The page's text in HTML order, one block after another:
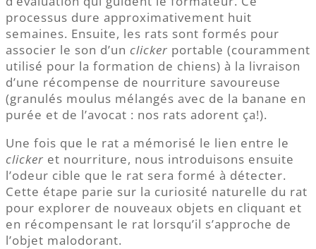
processus dure approximativement huit
semaines. Ensuite, les rats sont formés pour
associer le son d’un clicker portable (couramment
utilisé pour la formation de chiens) à la livraison
d’une récompense de nourriture savoureuse
(granulés moulus mélangés avec de la banane en
purée et de l’avocat : nos rats adorent ça!).
Une fois que le rat a mémorisé le lien entre le
clicker et nourriture, nous introduisons ensuite
l’odeur cible que le rat sera formé à détecter.
Cette étape parie sur la curiosité naturelle du rat
pour explorer de nouveaux objets en cliquant et
en récompensant le rat lorsqu’il s’approche de
l’objet malodorant.